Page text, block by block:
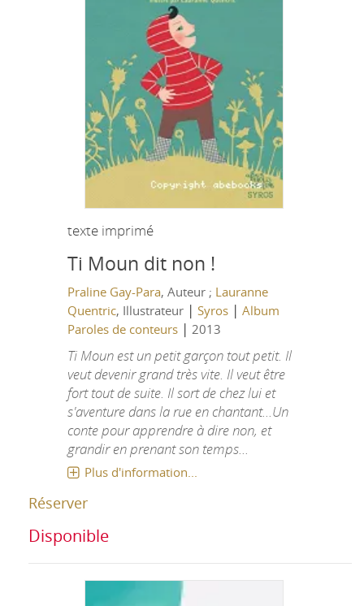
texte imprimé
Ti Moun dit non !
Praline Gay-Para, Auteur ; Lauranne
Quentric, Illustrateur | Syros| Album
Paroles de conteurs| 2013
Ti Moun est un petit garçon tout petit. Il
veut devenir grand très vite. Il veut être
fort tout de suite. Il sort de chez lui et
s'aventure dans la rue en chantant...Un
conte pour apprendre à dire non, et
grandir en prenant son temps...
Plus d'information...
Réserver
Disponible